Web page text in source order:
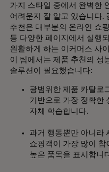
가지 스타일 중에서 완벽한
어려운지 잘 알고 있습니다.
추천은 대부분의 온라인 쇼
등 다양한 페이지에서 실행
원활하게 하는 이커머스 사
이 팀에서는 제품 추천의 성
솔루션이 필요했습니다:
광범위한 제품 카탈로
기반으로 가장 정확한
자체 학습합니다.
과거 행동뿐만 아니라
쇼핑객이 가장 많이 참
높은 품목을 표시합니